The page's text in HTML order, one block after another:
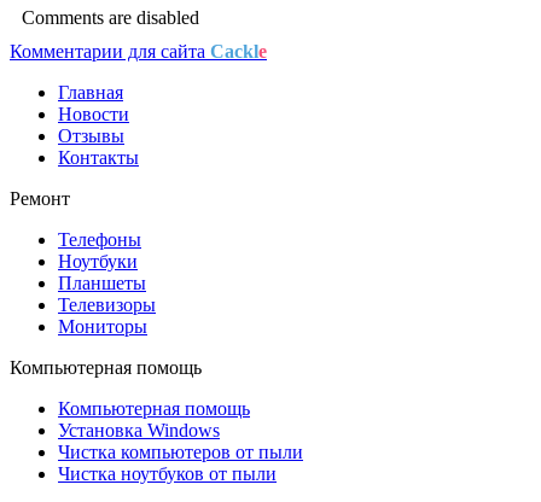
Comments are disabled
Комментарии для сайта Cackle
Главная
Новости
Отзывы
Контакты
Ремонт
Телефоны
Ноутбуки
Планшеты
Телевизоры
Мониторы
Компьютерная помощь
Компьютерная помощь
Установка Windows
Чистка компьютеров от пыли
Чистка ноутбуков от пыли